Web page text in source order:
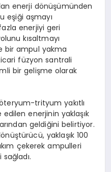
enerji dönüşümünden
eşiği aşmayı
enerjiyi geri
kısaltmayı
bir ampul yakma
füzyon santrali
bir gelişme olarak
trityum yakıtlı
enerjinin yaklaşık
geldiğini belirtiyor.
yaklaşık 100
çekerek ampulleri